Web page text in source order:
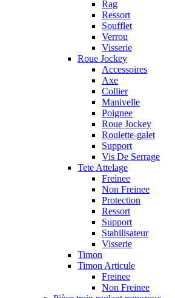
Rag
Ressort
Soufflet
Verrou
Visserie
Roue Jockey
Accessoires
Axe
Collier
Manivelle
Poignee
Roue Jockey
Roulette-galet
Support
Vis De Serrage
Tete Attelage
Freinee
Non Freinee
Protection
Ressort
Support
Stabilisateur
Visserie
Timon
Timon Articule
Freinee
Non Freinee